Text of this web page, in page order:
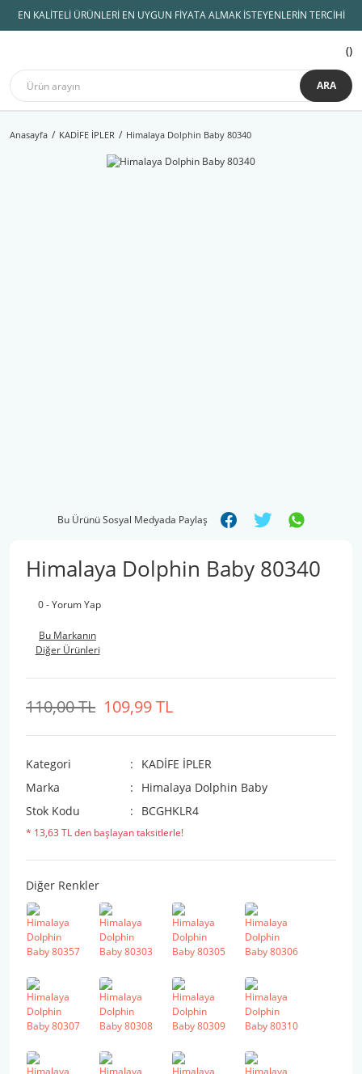
EN KALİTELİ ÜRÜNLERİ EN UYGUN FİYATA ALMAK İSTEYENLERİN TERCİHİ
ARA
Anasayfa KADİFE İPLER Himalaya Dolphin Baby 80340
Bu Ürünü Sosyal Medyada Paylaş
Himalaya Dolphin Baby 80340
0 - Yorum Yap
Bu Markanın
Diğer Ürünleri
109,99 TL
110,00 TL
Kategori
KADİFE İPLER
Marka
Himalaya Dolphin Baby
Stok Kodu
BCGHKLR4
* 13,63 TL den başlayan taksitlerle!
Diğer Renkler